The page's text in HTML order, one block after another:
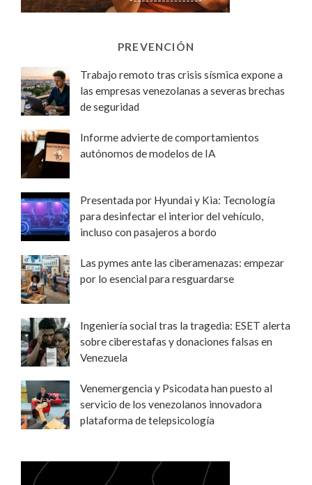
PREVENCIÓN
Trabajo remoto tras crisis sísmica expone a
las empresas venezolanas a severas brechas
de seguridad
Informe advierte de comportamientos
autónomos de modelos de IA
Presentada por Hyundai y Kia: Tecnología
para desinfectar el interior del vehículo,
incluso con pasajeros a bordo
Las pymes ante las ciberamenazas: empezar
por lo esencial para resguardarse
Ingeniería social tras la tragedia: ESET alerta
sobre ciberestafas y donaciones falsas en
Venezuela
Venemergencia y Psicodata han puesto al
servicio de los venezolanos innovadora
plataforma de telepsicología